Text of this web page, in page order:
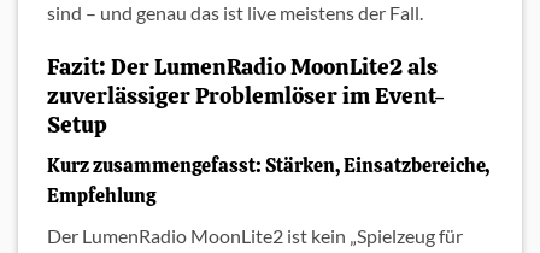
sind – und genau das ist live meistens der Fall.
Fazit: Der LumenRadio MoonLite2 als
zuverlässiger Problemlöser im Event-
Setup
Kurz zusammengefasst: Stärken, Einsatzbereiche,
Empfehlung
Der LumenRadio MoonLite2 ist kein „Spielzeug für